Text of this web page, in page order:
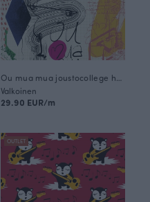
Valkoinen
29.90 EUR/m
OUTLET